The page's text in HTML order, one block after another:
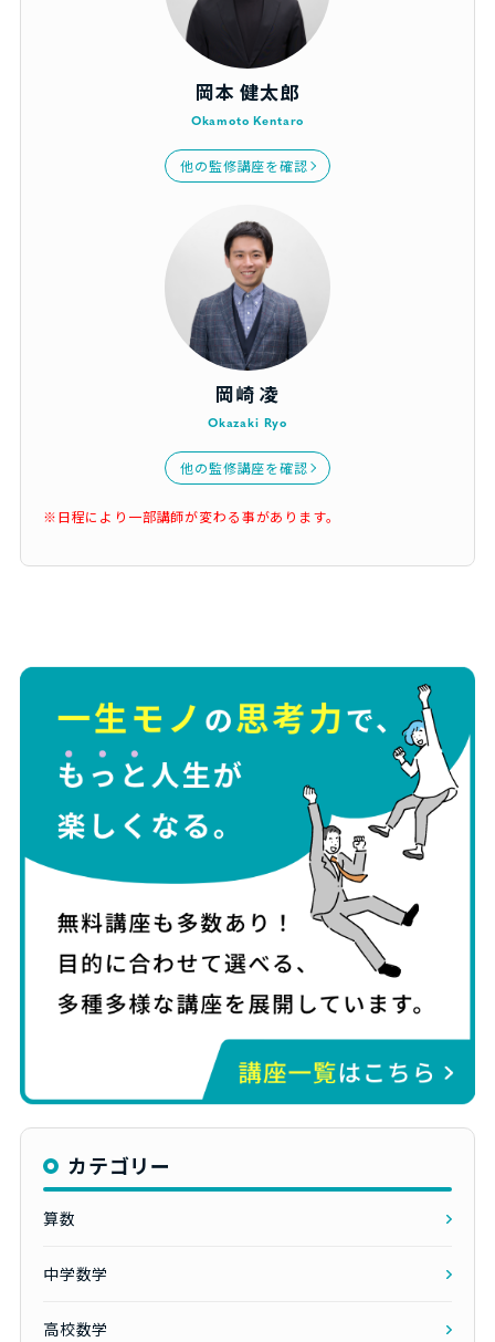
岡本 健太郎
Okamoto Kentaro
他の監修講座を確認
岡崎 凌
Okazaki Ryo
他の監修講座を確認
※日程により一部講師が変わる事があります。
カテゴリー
算数
中学数学
高校数学